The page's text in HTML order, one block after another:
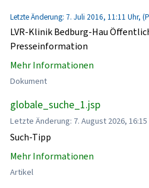
Letzte Änderung: 7. Juli 2016, 11:11 Uhr,
LVR-Klinik Bedburg-Hau
Presseinformation
Mehr Informationen
Dokument
globale_suche_1.jsp
Letzte Änderung: 7. August 2026, 16:15
Such-Tipp
Mehr Informationen
Artikel